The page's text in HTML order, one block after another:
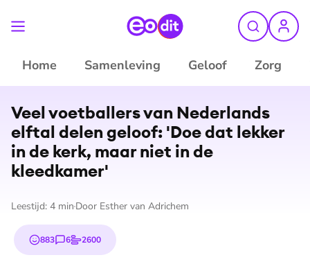
Home Samenleving Geloof Zorg
Veel voetballers van Nederlands
elftal delen geloof: 'Doe dat lekker
in de kerk, maar niet in de
kleedkamer'
Leestijd: 4 min Door Esther van Adrichem
883
emojis6
reacties
2600
stemmen